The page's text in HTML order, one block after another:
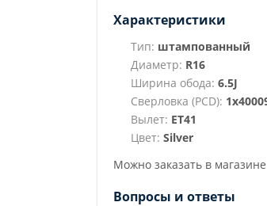
Характеристики
Тип: штампованный
Диаметр: R16
Ширина обода: 6.5J
Сверловка (PCD):
Вылет: ET41
Цвет: Silver
Можно заказать в
Вопросы и ответы